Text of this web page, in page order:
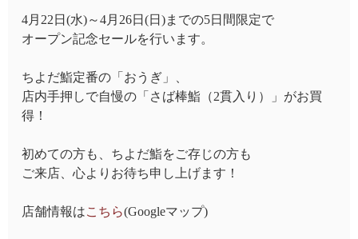
4月22日(水)～4月26日(日)までの5日間限定で
オープン記念セールを行います。
ちよだ鮨定番の「おうぎ」、
店内手押しで自慢の「さば棒鮨（2貫入り）」がお買
得！
初めての方も、ちよだ鮨をご存じの方も
ご来店、心よりお待ち申し上げます！
店舗情報はこちら(Googleマップ)